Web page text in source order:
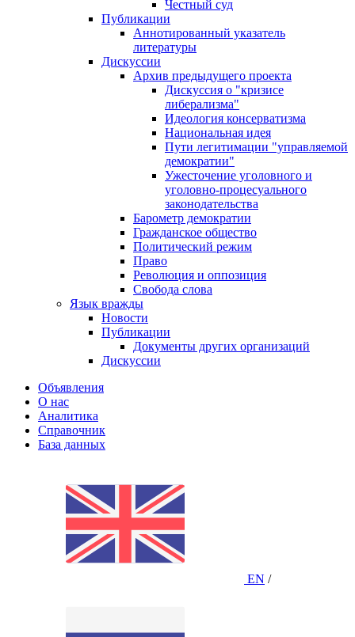
Честный суд
Публикации
Аннотированный указатель
литературы
Дискуссии
Архив предыдущего проекта
Дискуссия о "кризисе
либерализма"
Идеология консерватизма
Национальная идея
Пути легитимации "управляемой
демократии"
Ужесточение уголовного и
уголовно-процесуального
законодательства
Барометр демократии
Гражданское общество
Политический режим
Право
Революция и оппозиция
Свобода слова
Язык вражды
Новости
Публикации
Документы других организаций
Дискуссии
Объявления
О нас
Аналитика
Справочник
База данных
EN /